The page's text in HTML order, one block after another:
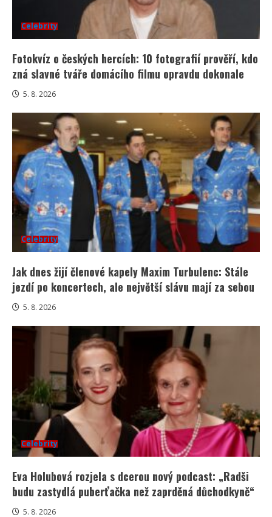
Celebrity
Fotokvíz o českých hercích: 10 fotografií prověří, kdo
zná slavné tváře domácího filmu opravdu dokonale
5. 8. 2026
Celebrity
Jak dnes žijí členové kapely Maxim Turbulenc: Stále
jezdí po koncertech, ale největší slávu mají za sebou
5. 8. 2026
Celebrity
Eva Holubová rozjela s dcerou nový podcast: „Radši
budu zastydlá puberťačka než zaprděná důchodkyně“
5. 8. 2026